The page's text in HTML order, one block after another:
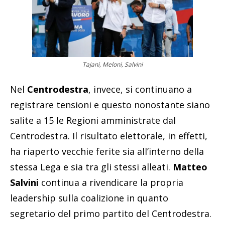
Tajani, Meloni, Salvini
Nel Centrodestra, invece, si continuano a
registrare tensioni e questo nonostante siano
salite a 15 le Regioni amministrate dal
Centrodestra. Il risultato elettorale, in effetti,
ha riaperto vecchie ferite sia all’interno della
stessa Lega e sia tra gli stessi alleati. Matteo
Salvini continua a rivendicare la propria
leadership sulla coalizione in quanto
segretario del primo partito del Centrodestra.